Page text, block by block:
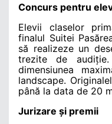
Concurs pentru
Elevii claselor
finalul Suitei
să realizeze un
trezite de
dimensiunea
landscape.
până la data de 20
Jurizare și premii